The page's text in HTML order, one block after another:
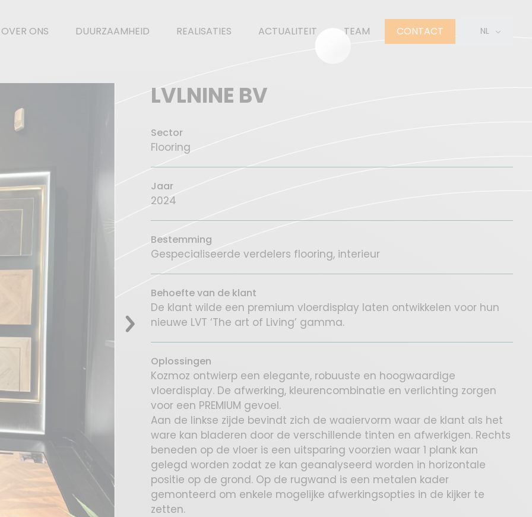
OVER ONS DUURZAAMHEID REALISATIES ACTUALITEIT TEAM CONTACT NL
EN
LVLNINE BV
Sector
Flooring
Jaar
2024
Bestemming
Gespecialiseerde verdelers flooring, interieur
Behoefte van de klant
De klant wilde een premium vloerdisplay laten ontwikkelen voor hun
nieuwe LVT ‘The art of Living’ gamma.
Oplossingen
Kozmoz ontwierp een elegante, robuuste en hoogwaardige
vloerdisplay. De afwerking, kleurencombinatie en verlichting zorgen
voor een PREMIUM gevoel.
Aan de linkse zijde bevindt zich de waaiervorm waar de klant als het
ware kan bladeren door de verschillende tinten en afwerkigen. Rechts
beneden op de vloer is een uitsparing voorzien waar 1 plank kan
gelegd worden zodat ze kan geanalyseerd worden in horizontale
positie op de grond. Op de rugwand is een metalen kader
gemonteerd om enkele mogelijke afwerkingsopties in de kijker te
zetten.